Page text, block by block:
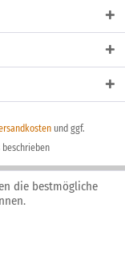
und ggf.
beschrieben
die bestmögliche